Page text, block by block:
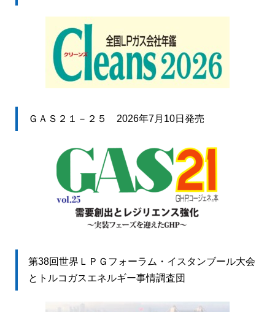
ＧＡＳ２１－２５ 2026年7月10日発売
第38回世界ＬＰＧフォーラム・イスタンブール大会
とトルコガスエネルギー事情調査団